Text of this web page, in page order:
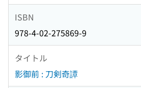
ISBN
978-4-02-275869-9
タイトル
影御前 : 刀剣奇譚